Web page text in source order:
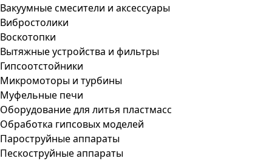
Вакуумные смесители и аксессуары
Вибростолики
Воскотопки
Вытяжные устройства и фильтры
Гипсоотстойники
Микромоторы и турбины
Муфельные печи
Оборудование для литья пластмасс
Обработка гипсовых моделей
Пароструйные аппараты
Пескоструйные аппараты